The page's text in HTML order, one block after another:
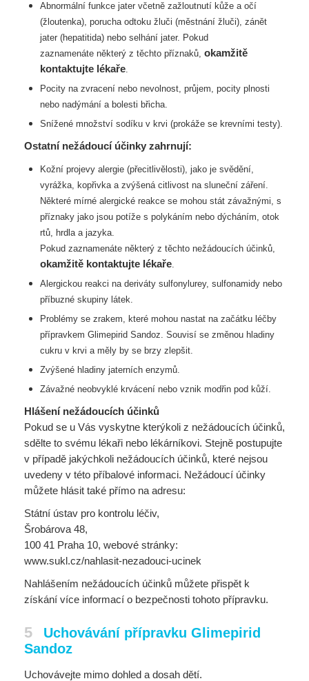
Abnormální funkce jater včetně zažloutnutí kůže a očí
(žloutenka), porucha odtoku žluči (městnání žluči), zánět
jater (hepatitida) nebo selhání jater. Pokud
zaznamenáte některý z těchto příznaků, okamžitě
kontaktujte lékaře.
Pocity na zvracení nebo nevolnost, průjem, pocity plnosti
nebo nadýmání a bolesti břicha.
Snížené množství sodíku v krvi (prokáže se krevními testy).
Ostatní nežádoucí účinky zahrnují:
Kožní projevy alergie (přecitlivělosti), jako je svědění,
vyrážka, kopřivka a zvýšená citlivost na sluneční záření.
Některé mírné alergické reakce se mohou stát závažnými, s
příznaky jako jsou potíže s polykáním nebo dýcháním, otok
rtů, hrdla a jazyka.
Pokud zaznamenáte některý z těchto nežádoucích účinků,
okamžitě kontaktujte lékaře.
Alergickou reakci na deriváty sulfonylurey, sulfonamidy nebo
příbuzné skupiny látek.
Problémy se zrakem, které mohou nastat na začátku léčby
přípravkem Glimepirid Sandoz. Souvisí se změnou hladiny
cukru v krvi a měly by se brzy zlepšit.
Zvýšené hladiny jaterních enzymů.
Závažné neobvyklé krvácení nebo vznik modřin pod kůží.
Hlášení nežádoucích účinků
Pokud se u Vás vyskytne kterýkoli z nežádoucích účinků,
sdělte to svému lékaři nebo lékárníkovi. Stejně postupujte
v případě jakýchkoli nežádoucích účinků, které nejsou
uvedeny v této příbalové informaci. Nežádoucí účinky
můžete hlásit také přímo na adresu:
Státní ústav pro kontrolu léčiv,
Šrobárova 48,
100 41 Praha 10, webové stránky:
www.sukl.cz/nahlasit-nezadouci-ucinek
Nahlášením nežádoucích účinků můžete přispět k
získání více informací o bezpečnosti tohoto přípravku.
5
Uchovávání přípravku Glimepirid
Sandoz
Uchovávejte mimo dohled a dosah dětí.